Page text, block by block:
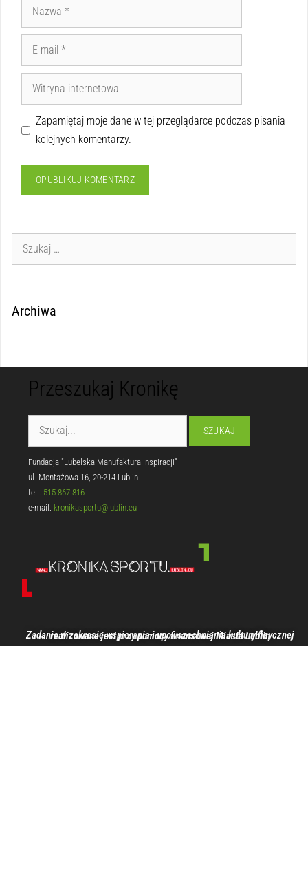
Zapamiętaj moje dane w tej przeglądarce podczas pisania
kolejnych komentarzy.
Archiwa
Przeszukaj Kronikę
Fundacja "Lubelska Manufaktura Inspiracji"
ul. Montażowa 16, 20-214 Lublin
tel.: 515 867 816
e-mail: kronikasportu@lublin.eu
Zadanie w zakresie wspierania i upowszechniania kultury fizycznej realizowane jest przy pomocy finansowej Miasta Lublin